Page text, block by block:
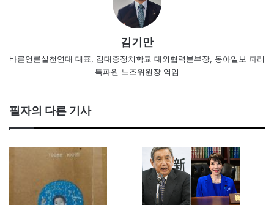
김기만
바른언론실천연대 대표, 김대중정치학교 대외협력본부장, 동아일보 파리
특파원 노조위원장 역임
필자의 다른 기사